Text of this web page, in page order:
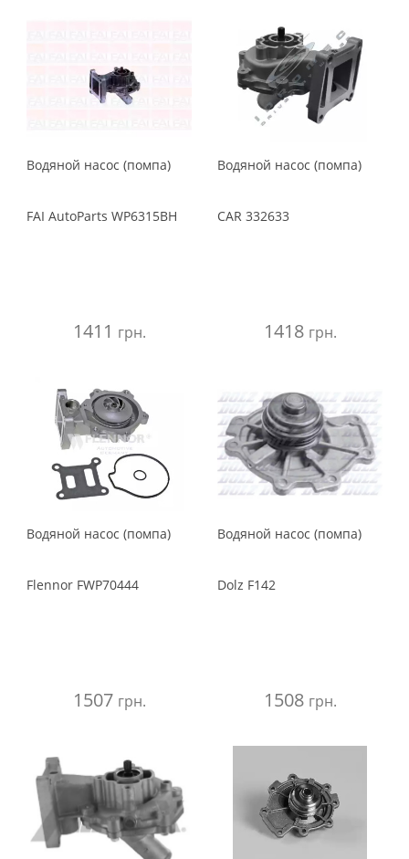
Водяной насос (помпа)
FAI AutoParts WP6315BH
1411 грн.
Водяной насос (помпа)
CAR 332633
1418 грн.
Водяной насос (помпа)
Flennor FWP70444
1507 грн.
Водяной насос (помпа)
Dolz F142
1508 грн.